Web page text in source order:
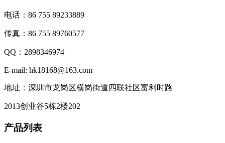
电话：86 755 89233889
传真：86 755 89760577
QQ：2898346974
E-mail: hk18168@163.com
地址：深圳市龙岗区横岗街道四联社区富利时路
2013创业谷5栋2楼202
产品列表